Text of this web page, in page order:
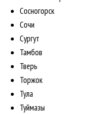
Сосногорск
Сочи
Сургут
Тамбов
Тверь
Торжок
Тула
Туймазы